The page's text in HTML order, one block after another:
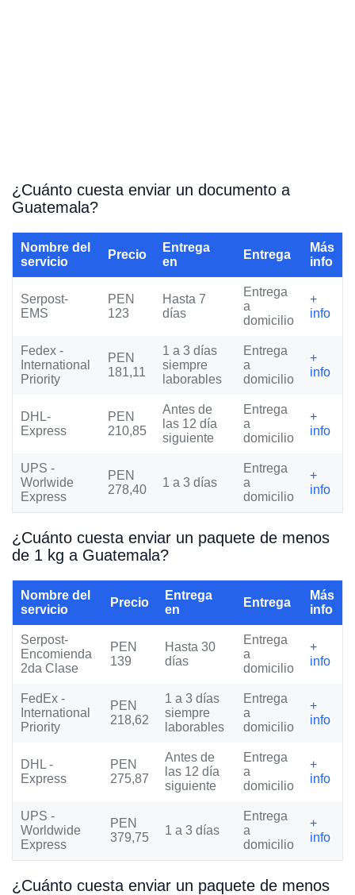
¿Cuánto cuesta enviar un documento a
Guatemala?
Nombre del
servicio
Precio
Entrega
en
Entrega
Más
info
Serpost-
EMS
PEN
123
Hasta 7
días
Entrega
a
domicilio
+
info
Fedex -
International
Priority
PEN
181,11
1 a 3 días
siempre
laborables
Entrega
a
domicilio
+
info
DHL-
Express
PEN
210,85
Antes de
las 12 día
siguiente
Entrega
a
domicilio
+
info
UPS -
Worlwide
Express
PEN
278,40
1 a 3 días
Entrega
a
domicilio
+
info
¿Cuánto cuesta enviar un paquete de menos
de 1 kg a Guatemala?
Nombre del
servicio
Precio
Entrega
en
Entrega
Más
info
Serpost-
Encomienda
2da Clase
PEN
139
Hasta 30
días
Entrega
a
domicilio
+
info
FedEx -
International
Priority
PEN
218,62
1 a 3 días
siempre
laborables
Entrega
a
domicilio
+
info
DHL -
Express
PEN
275,87
Antes de
las 12 día
siguiente
Entrega
a
domicilio
+
info
UPS -
Worldwide
Express
PEN
379,75
1 a 3 días
Entrega
a
domicilio
+
info
¿Cuánto cuesta enviar un paquete de menos